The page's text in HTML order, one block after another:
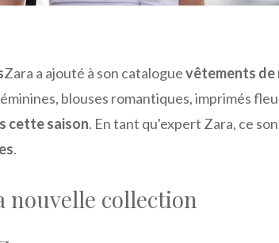
Zara a ajouté à son cataloguevêtements
blouses romantiques, imprimés
cette saison. En tant qu'expert Zara, ce
.
nouvelle collection